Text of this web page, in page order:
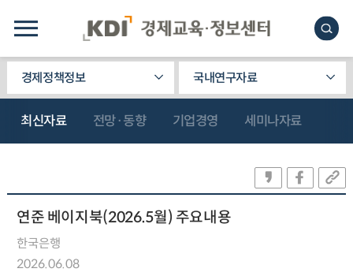
경제정책정보 국내연구자료
최신자료 전망·동향 기업경영 세미나자료
연준 베이지북(2026.5월) 주요내용
한국은행
2026.06.08